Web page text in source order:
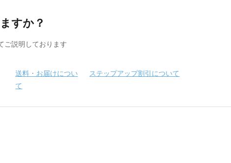
すか？
ご説明しております
送料・お届けについ
て
ステップアップ割引について